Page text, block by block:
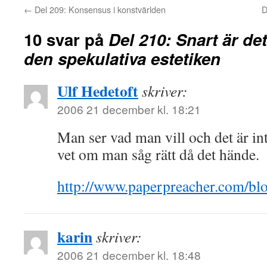
← Del 209: Konsensus i konstvärlden
10 svar på Del 210: Snart är
den spekulativa estetiken
Ulf Hedetoftskriver:
2006 21 december kl. 18:21
Man ser vad man vill och det är
vet om man såg rätt då det hände.
http://www.paperpreacher.com/
karinskriver:
2006 21 december kl. 18:48